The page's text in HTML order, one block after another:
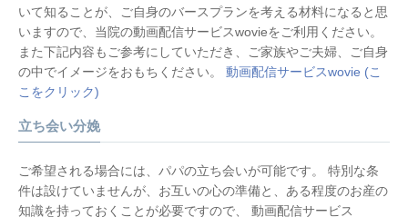
いて知ることが、ご自身のバースプランを考える材料になると思
いますので、当院の動画配信サービスwovieをご利用ください。
また下記内容もご参考にしていただき、ご家族やご夫婦、ご⾃⾝
の中でイメージをおもちください。 動画配信サービスwovie (こ
こをクリック)
立ち会い分娩
ご希望される場合には、パパの立ち会いが可能です。 特別な条
件は設けていませんが、お互いの心の準備と、ある程度のお産の
知識を持っておくことが必要ですので、 動画配信サービス